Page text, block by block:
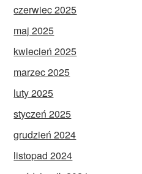
czerwiec 2025
maj 2025
kwiecień 2025
marzec 2025
luty 2025
styczeń 2025
grudzień 2024
listopad 2024